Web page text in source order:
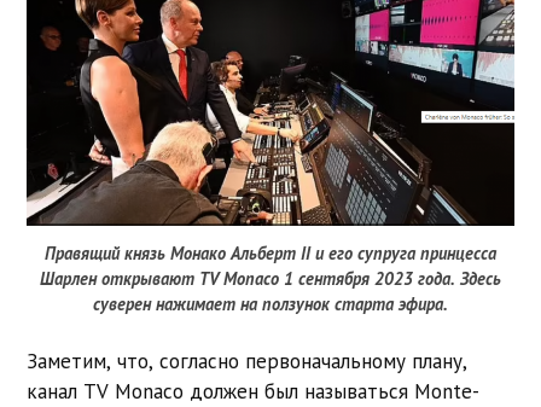
Правящий князь Монако Альберт II и его супруга принцесса
Шарлен открывают TV Monaco 1 сентября 2023 года. Здесь
суверен нажимает на ползунок старта эфира.
Заметим, что, согласно первоначальному плану,
канал TV Monaco должен был называться Monte-